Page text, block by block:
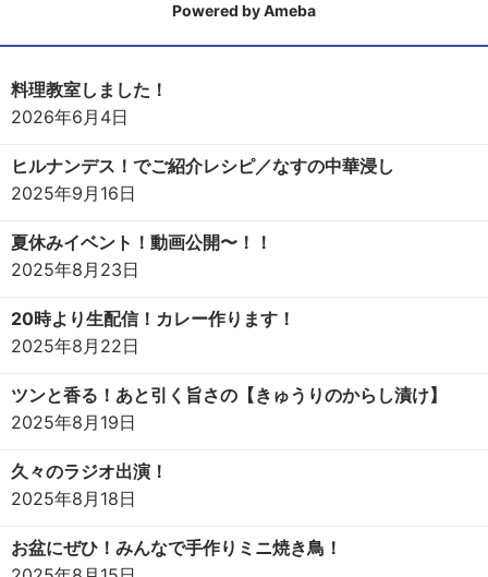
Powered by Ameba
料理教室しました！
2026年6月4日
ヒルナンデス！でご紹介レシピ／なすの中華浸し
2025年9月16日
夏休みイベント！動画公開〜！！
2025年8月23日
20時より生配信！カレー作ります！
2025年8月22日
ツンと香る！あと引く旨さの【きゅうりのからし漬け】
2025年8月19日
久々のラジオ出演！
2025年8月18日
お盆にぜひ！みんなで手作りミニ焼き鳥！